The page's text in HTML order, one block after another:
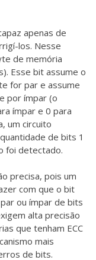
apenas de
los. Nesse
de memória
Esse bit assume o
for par e assume
por ímpar (o
ímpar e 0 para
um circuito
de bits 1
foi detectado.
precisa, pois um
com que o bit
ou ímpar de bits
alta precisão
que tenham ECC
mais
de bits.